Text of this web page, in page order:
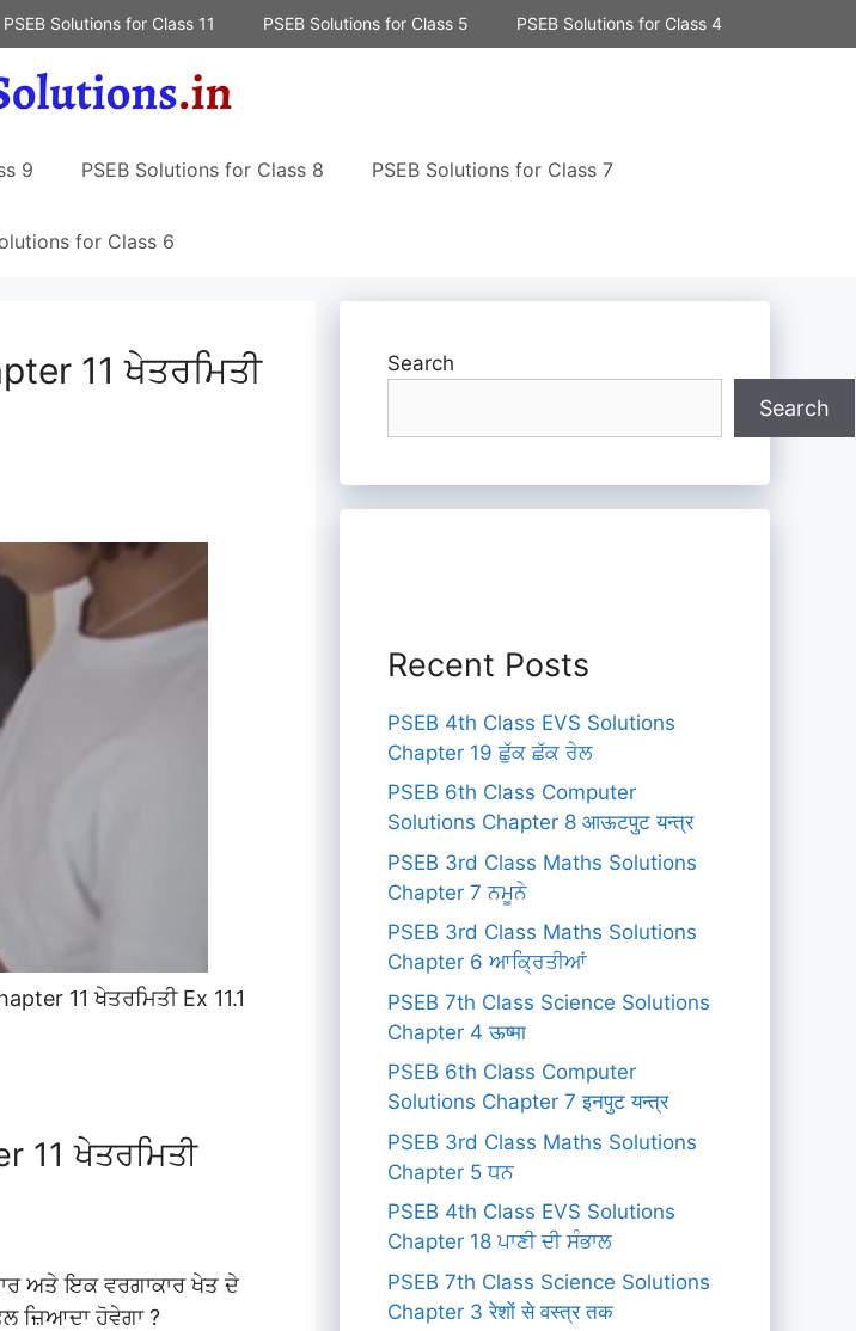
PSEB Solutions for Class 11 PSEB Solutions for Class 5 PSEB Solutions for Class 4
9 PSEB Solutions for Class 8 PSEB Solutions for Class 7
for Class 6
11 ਖੇਤਰਮਿਤੀ
11 ਖੇਤਰਮਿਤੀ Ex 11.1
11 ਖੇਤਰਮਿਤੀ
ਅਤੇ ਇਕ ਵਰਗਾਕਾਰ ਖੇਤ ਦੇ
ਜ਼ਿਆਦਾ ਹੋਵੇਗਾ ?
Search
Search
Recent Posts
PSEB 4th Class EVS Solutions
Chapter 19 ਛੁੱਕ ਛੱਕ ਰੇਲ
PSEB 6th Class Computer
Solutions Chapter 8 आऊटपुट यन्त्र
PSEB 3rd Class Maths Solutions
Chapter 7 ਨਮੂਨੇ
PSEB 3rd Class Maths Solutions
Chapter 6 ਆਕ੍ਰਿਤੀਆਂ
PSEB 7th Class Science Solutions
Chapter 4 ऊष्मा
PSEB 6th Class Computer
Solutions Chapter 7 इनपुट यन्त्र
PSEB 3rd Class Maths Solutions
Chapter 5 ਧਨ
PSEB 4th Class EVS Solutions
Chapter 18 ਪਾਣੀ ਦੀ ਸੰਭਾਲ
PSEB 7th Class Science Solutions
Chapter 3 रेशों से वस्त्र तक